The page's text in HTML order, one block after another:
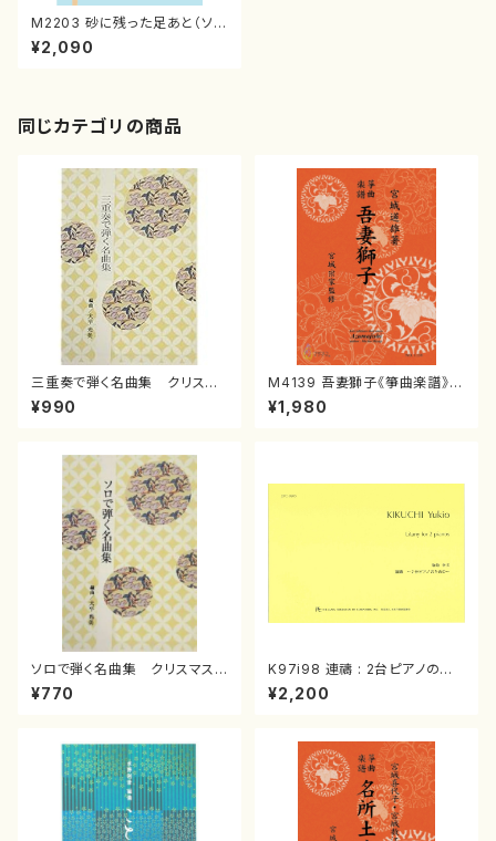
M2203 砂に残った足あと（ソプ
ラノ，トランペット，ピアノ/松岡み
ち子/楽譜）
¥2,090
同じカテゴリの商品
三重奏で弾く名曲集 クリスマ
スメドレー( 箏2/大平光美 編
曲/楽譜）
¥990
M4139 吾妻獅子《箏曲楽譜》
（箏/宮城道雄著・宮城宗家監修/
箏曲古典楽譜）
¥1,980
ソロで弾く名曲集 クリスマス・
イブ／恋人がサンタクロース(
箏独奏 /大平光美 編曲/楽
¥770
K97i98 連禱 : 2台ピアノのた
めの（2 Pianos / 菊池 幸夫 /
楽譜）
¥2,200